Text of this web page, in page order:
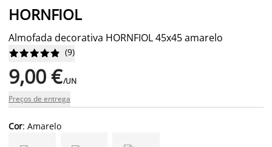
HORNFIOL
Almofada decorativa HORNFIOL 45x45 amarelo





 (9)
9,00 €/UN
Preços de entrega
Cor: Amarelo